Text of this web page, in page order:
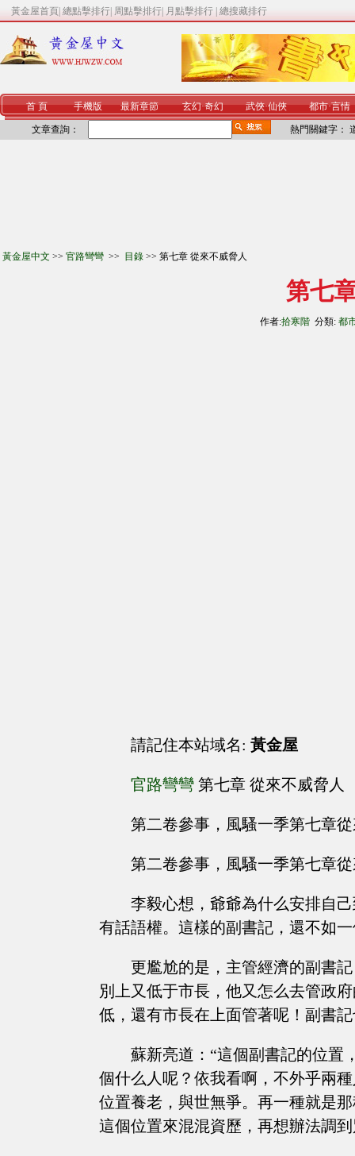
黃金屋首頁 總點擊排行 周點擊排行 月點擊排行 總搜藏排行
首 頁 手機版 最新章節 玄幻·奇幻 武俠·仙俠 都市·言情
文章查詢： 熱門關鍵字：
黃金屋中文 >> 官路彎彎 >> 目錄 >> 第七章 從來不威脅人
第七
作者:拾寒階 分類: 都
請記住本站域名: 黃金屋
官路彎彎 第七章 從來不威脅人
第二卷參事，風騷一季第七章
第二卷參事，風騷一季第七章
李毅心想，爺爺為什么安排自
有話語權。這樣的副書記，還不如
更尷尬的是，主管經濟的副書
別上又低于市長，他又怎么去管政
低，還有市長在上面管著呢！副書
蘇新亮道：“這個副書記的位置
個什么人呢？依我看啊，不外乎兩
位置養老，與世無爭。再一種就是
這個位置來混混資歷，再想辦法調